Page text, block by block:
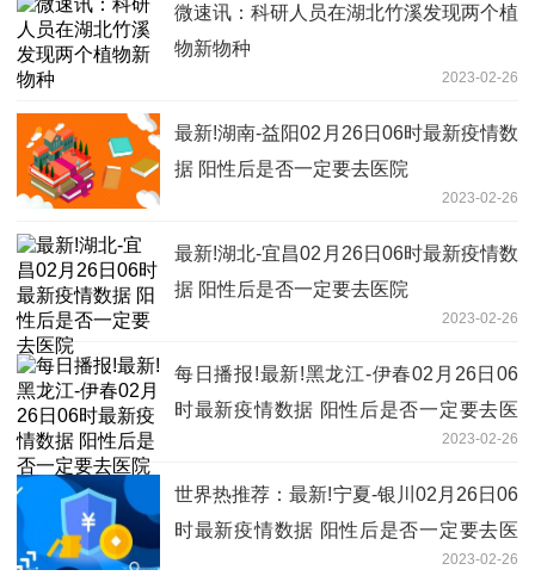
微速讯：科研人员在湖北竹溪发现两个植
物新物种
2023-02-26
最新!湖南-益阳02月26日06时最新疫情数
据 阳性后是否一定要去医院
2023-02-26
最新!湖北-宜昌02月26日06时最新疫情数
据 阳性后是否一定要去医院
2023-02-26
每日播报!最新!黑龙江-伊春02月26日06
时最新疫情数据 阳性后是否一定要去医
2023-02-26
世界热推荐：最新!宁夏-银川02月26日06
时最新疫情数据 阳性后是否一定要去医
2023-02-26